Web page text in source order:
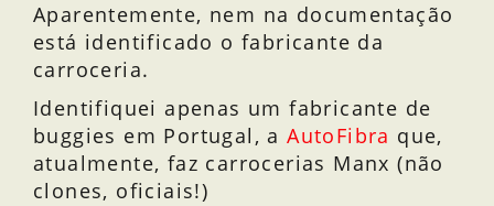
Aparentemente, nem na documentação
está identificado o fabricante da
carroceria.
Identifiquei apenas um fabricante de
buggies em Portugal, aAutoFibra que,
atualmente, faz carrocerias Manx (não
clones, oficiais!)